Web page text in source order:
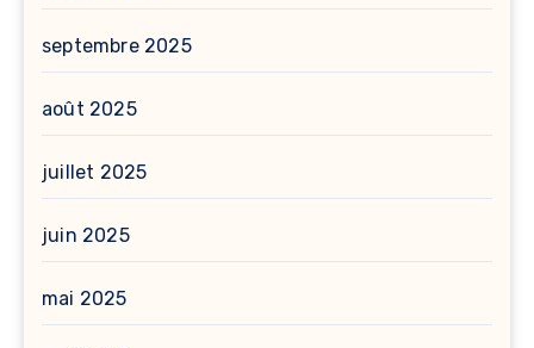
septembre 2025
août 2025
juillet 2025
juin 2025
mai 2025